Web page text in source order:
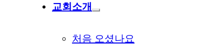
교회소개
처음 오셨나요